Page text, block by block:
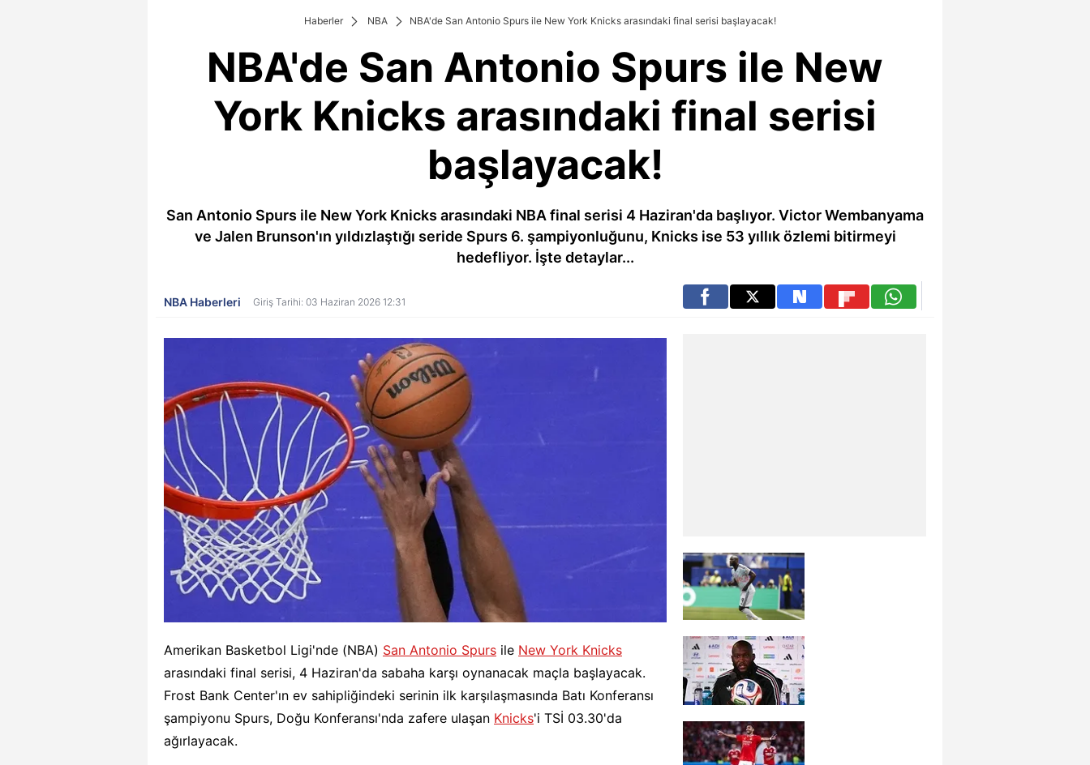
Haberler NBA NBA'de San Antonio Spurs ile New York Knicks arasındaki final serisi başlayacak!
NBA'de San Antonio Spurs ile New
York Knicks arasındaki final serisi
başlayacak!
San Antonio Spurs ile New York Knicks arasındaki NBA final serisi 4 Haziran'da başlıyor. Victor Wembanyama
ve Jalen Brunson'ın yıldızlaştığı seride Spurs 6. şampiyonluğunu, Knicks ise 53 yıllık özlemi bitirmeyi
hedefliyor. İşte detaylar...
NBA Haberleri Giriş Tarihi: 03 Haziran 2026 12:31
Amerikan Basketbol Ligi'nde (NBA) San Antonio Spurs ile New York Knicks
arasındaki final serisi, 4 Haziran'da sabaha karşı oynanacak maçla başlayacak.
Frost Bank Center'ın ev sahipliğindeki serinin ilk karşılaşmasında Batı Konferansı
şampiyonu Spurs, Doğu Konferansı'nda zafere ulaşan Knicks'i TSİ 03.30'da
ağırlayacak.